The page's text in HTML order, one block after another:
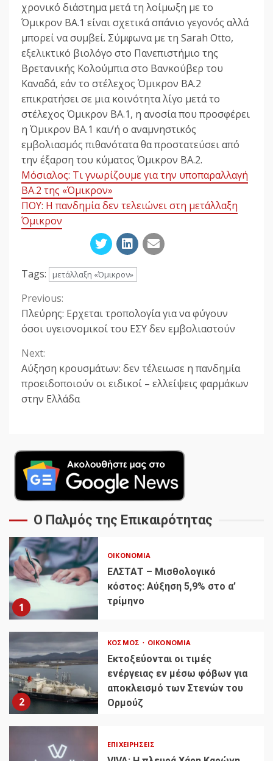
χρονικό διάστημα μετά τη λοίμωξη με το
Όμικρον BA.1 είναι σχετικά σπάνιο γεγονός αλλά
μπορεί να συμβεί. Σύμφωνα με τη Sarah Otto,
εξελικτικό βιολόγο στο Πανεπιστήμιο της
Βρετανικής Κολούμπια στο Βανκούβερ του
Καναδά, εάν το στέλεχος Όμικρον BA.2
επικρατήσει σε μια κοινότητα λίγο μετά το
στέλεχος Όμικρον BA.1, η ανοσία που προσφέρει
η Όμικρον BA.1 και/ή ο αναμνηστικός
εμβολιασμός πιθανότατα θα προστατεύσει από
την έξαρση του κύματος Όμικρον BA.2.
Μόσιαλος: Τι γνωρίζουμε για την υποπαραλλαγή
BA.2 της «Όμικρον»
ΠΟΥ: Η πανδημία δεν τελειώνει στη μετάλλαξη
Όμικρον
Tags: μετάλλαξη «Όμικρον»
Continue
Reading
Previous:
Πλεύρης: Ερχεται τροπολογία για να φύγουν
όσοι υγειονομικοί του ΕΣΥ δεν εμβολιαστούν
Next:
Αύξηση κρουσμάτων: δεν τέλειωσε η πανδημία
προειδοποιούν οι ειδικοί – ελλείψεις φαρμάκων
στην Ελλάδα
Ο Παλμός της Επικαιρότητας
1
ΟΙΚΟΝΟΜΊΑ
ΕΛΣΤΑΤ – Μισθολογικό
κόστος: Αύξηση 5,9% στο α’
τρίμηνο
2
ΚΌΣΜΟΣ ΟΙΚΟΝΟΜΊΑ
Εκτοξεύονται οι τιμές
ενέργειας εν μέσω φόβων για
αποκλεισμό των Στενών του
Ορμούζ
ΕΠΙΧΕΙΡΉΣΕΙΣ